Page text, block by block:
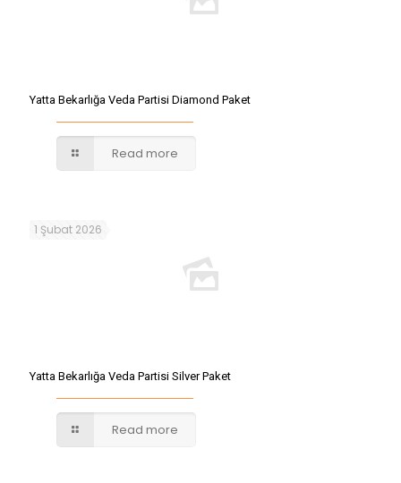
Yatta Bekarlığa Veda Partisi Diamond Paket
Read more
1 Şubat 2026
Yatta Bekarlığa Veda Partisi Silver Paket
Read more